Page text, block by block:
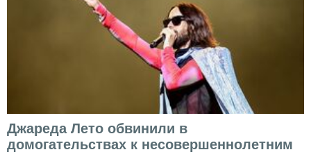
Джареда Лето обвинили в
домогательствах к несовершеннолетним